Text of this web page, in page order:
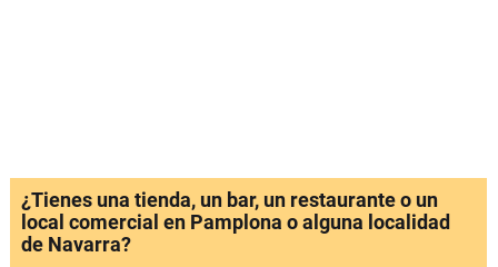
¿Tienes una tienda, un bar, un restaurante o un
local comercial en Pamplona o alguna localidad
de Navarra?